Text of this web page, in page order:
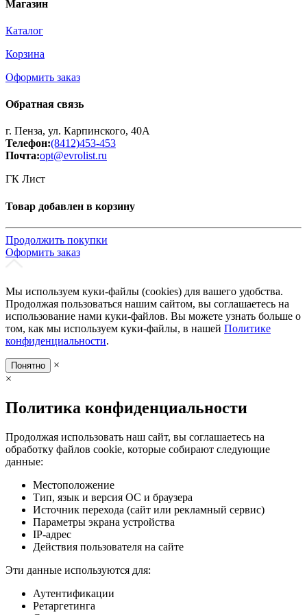
Магазин
Каталог
Корзина
Оформить заказ
Обратная связь
г. Пенза, ул. Карпинского, 40А
Телефон:(8412)453-453
Почта:opt@evrolist.ru
ГК Лист
Товар добавлен в корзину
Продолжить покупки
Оформить заказ
Мы используем куки-файлы (cookies) для вашего удобства.
Продолжая пользоваться нашим сайтом, вы соглашаетесь на
использование нами куки-файлов. Вы можете узнать больше о
том, как мы используем куки-файлы, в нашей Политике
конфиденциальности.
Понятно
×
×
Политика конфиденциальности
Продолжая использовать наш сайт, вы соглашаетесь на
обработку файлов cookie, которые собирают следующие
данные:
Местоположение
Тип, язык и версия ОС и браузера
Источник перехода (сайт или рекламный сервис)
Параметры экрана устройства
IP-адрес
Действия пользователя на сайте
Эти данные используются для:
Аутентификации
Ретаргетинга